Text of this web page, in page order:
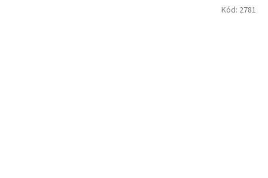
Kód: 2781